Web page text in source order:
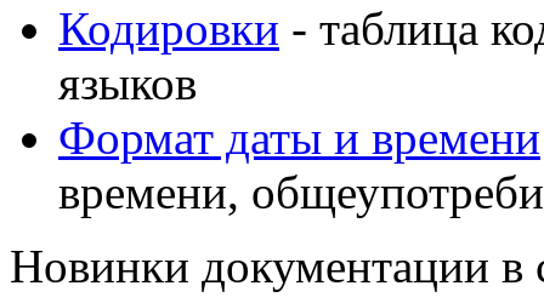
Кодировки - таблица
языков
Формат даты и времени
времени,
Новинки документации в